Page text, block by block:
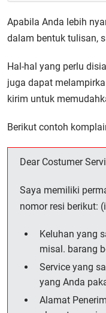
Apabila Anda lebih
dalam bentuk tulisan,
Hal-hal yang perlu
juga dapat
kirim untuk
Berikut contoh
Dear Costumer
Saya memiliki
nomor resi berikut:
Keluhan yang
misal. barang
Service yang
yang Anda
Alamat